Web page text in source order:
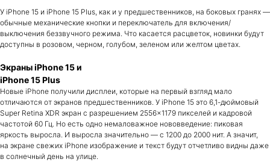
У iPhone 15 и iPhone 15 Plus, как и у предшественников, на боковых гранях —
обычные механические кнопки и переключатель для включения/
выключения беззвучного режима. Что касается расцветок, новинки будут
доступны в розовом, черном, голубом, зеленом или желтом цветах.
Экраны iPhone 15 и
iPhone 15 Plus
Новые iPhone получили дисплеи, которые на первый взгляд мало
отличаются от экранов предшественников. У iPhone 15 это 6,1-дюймовый
Super Retina XDR экран с разрешением 2556×1179 пикселей и кадровой
частотой 60 Гц. Но есть одно немаловажное нововведение: пиковая
яркость выросла. И выросла значительно — с 1200 до 2000 нит. А значит,
на экране свежих iPhone изображение и текст будут отчетливо видны даже
в солнечный день на улице.